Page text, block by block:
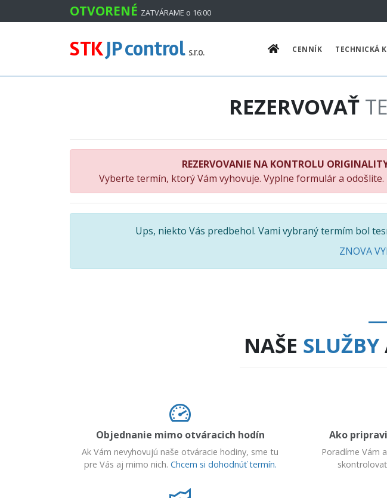
OTVORENÉ ZATVÁRAME o 16:00
STKJP control s.r.o. CENNÍK TECHNICKÁ
REZERVOVAŤ
REZERVOVANIE NA KONTROLU
Vyberte termín, ktorý Vám vyhovuje. Vyplne formulár a
Ups, niekto Vás predbehol. Vami vybraný termím bol
ZNOVA
NAŠE SLUŽBY
Objednanie mimo otváracich hodín
Ak Vám nevyhovujú naše otváracie hodiny, sme tu
pre Vás aj mimo nich. Chcem si dohodnúť termín.
Ako
Poradíme Vám